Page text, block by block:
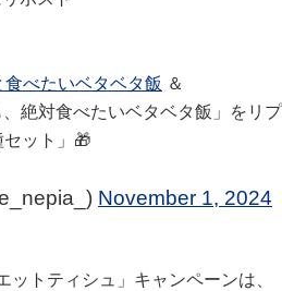
べたいベタベタ飯 ＆
、絶対食べたいベタベタ飯」をリプ
ット」🎁
November 1, 2024
ットティシュ」キャンペーンは、